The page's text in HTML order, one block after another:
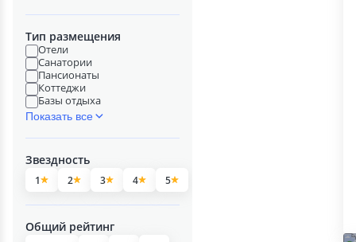
Тип размещения
Отели
Санатории
Пансионаты
Коттеджи
Базы отдыха
Показать все
Звездность
1 2 3 4 5
Общий рейтинг